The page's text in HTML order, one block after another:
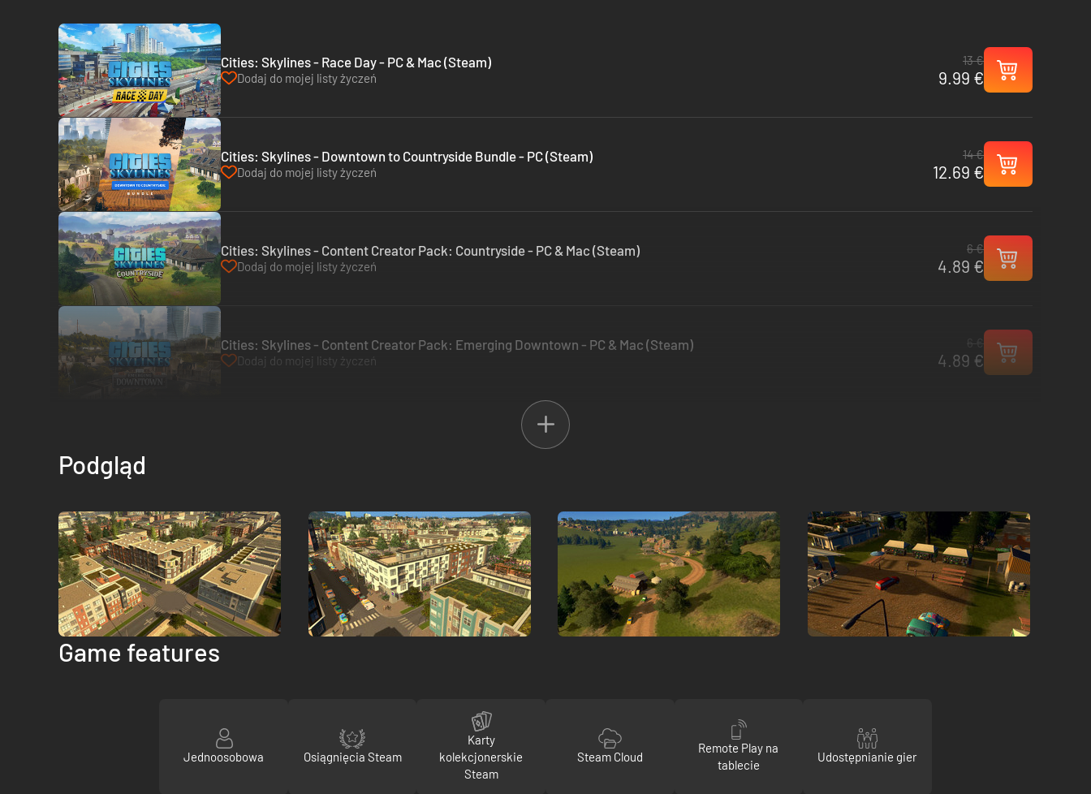
Cities: Skylines - Race Day - PC & Mac (Steam)
Dodaj do mojej listy życzeń
13 €
9.99 €
Cities: Skylines - Downtown to Countryside Bundle - PC (Steam)
Dodaj do mojej listy życzeń
14 €
12.69 €
Cities: Skylines - Content Creator Pack: Countryside - PC & Mac (Steam)
Dodaj do mojej listy życzeń
6 €
4.89 €
Cities: Skylines - Content Creator Pack: Emerging Downtown - PC & Mac (Steam)
Dodaj do mojej listy życzeń 4.89 €
Podgląd
Game features
Jednoosobowa Osiągnięcia Steam
Karty
kolekcjonerskie
Steam
Steam Cloud
Remote Play na
tablecie
Udostępnianie gier